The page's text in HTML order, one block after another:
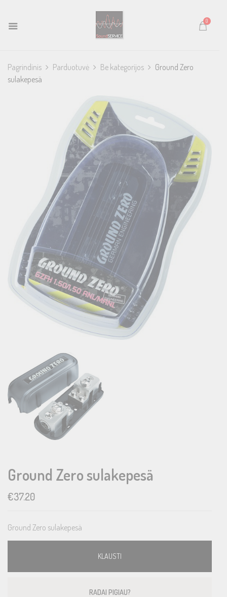
0
Pagrindinis Parduotuvė Be kategorijos
Ground Zero
sulakepesä
Ground Zero sulakepesä
€37.20
Ground Zero sulakepesä
KLAUSTI
RADAI PIGIAU?